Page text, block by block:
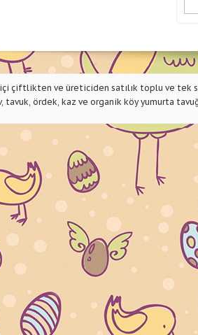
çiftlikten ve üreticiden satılık toplu ve tek
tavuk, ördek, kaz ve organik köy yumurta